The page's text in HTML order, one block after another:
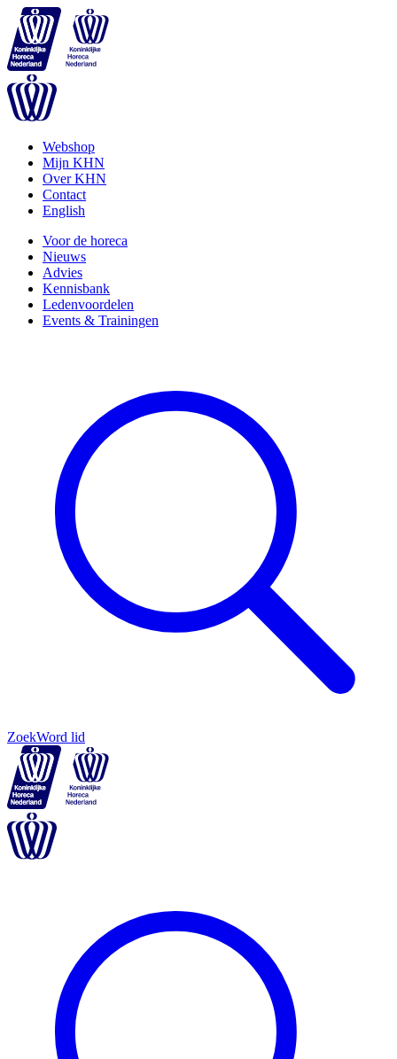
Webshop
Mijn KHN
Over KHN
Contact
English
Voor de horeca
Nieuws
Advies
Kennisbank
Ledenvoordelen
Events & Trainingen
ZoekWord lid